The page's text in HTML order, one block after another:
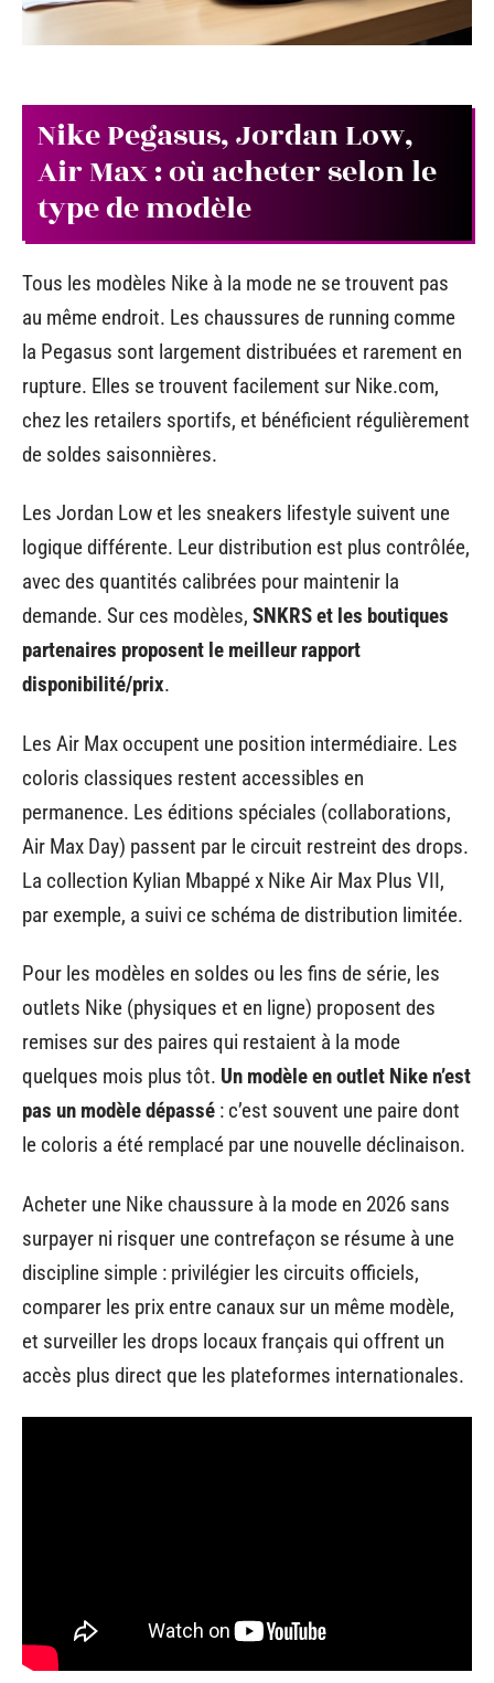
Nike Pegasus, Jordan Low,
Air Max : où acheter selon le
type de modèle
Tous les modèles Nike à la mode ne se trouvent pas
au même endroit. Les chaussures de running comme
la Pegasus sont largement distribuées et rarement en
rupture. Elles se trouvent facilement sur Nike.com,
chez les retailers sportifs, et bénéficient régulièrement
de soldes saisonnières.
Les Jordan Low et les sneakers lifestyle suivent une
logique différente. Leur distribution est plus contrôlée,
avec des quantités calibrées pour maintenir la
demande. Sur ces modèles, SNKRS et les boutiques
partenaires proposent le meilleur rapport
disponibilité/prix.
Les Air Max occupent une position intermédiaire. Les
coloris classiques restent accessibles en
permanence. Les éditions spéciales (collaborations,
Air Max Day) passent par le circuit restreint des drops.
La collection Kylian Mbappé x Nike Air Max Plus VII,
par exemple, a suivi ce schéma de distribution limitée.
Pour les modèles en soldes ou les fins de série, les
outlets Nike (physiques et en ligne) proposent des
remises sur des paires qui restaient à la mode
quelques mois plus tôt. Un modèle en outlet Nike n’est
pas un modèle dépassé : c’est souvent une paire dont
le coloris a été remplacé par une nouvelle déclinaison.
Acheter une Nike chaussure à la mode en 2026 sans
surpayer ni risquer une contrefaçon se résume à une
discipline simple : privilégier les circuits officiels,
comparer les prix entre canaux sur un même modèle,
et surveiller les drops locaux français qui offrent un
accès plus direct que les plateformes internationales.